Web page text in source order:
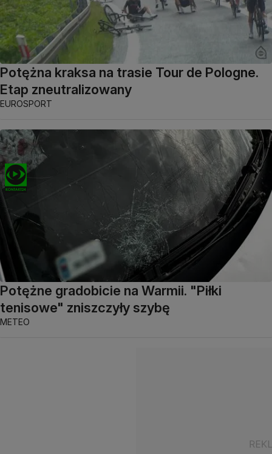
Potężna kraksa na trasie Tour de Pologne.
Etap zneutralizowany
EUROSPORT
Potężne gradobicie na Warmii. "Piłki
tenisowe" zniszczyły szybę
METEO